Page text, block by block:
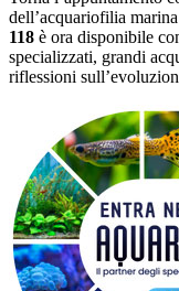
dell’acquariofilia
118 è ora disponibile
specializzati, grandi
riflessioni